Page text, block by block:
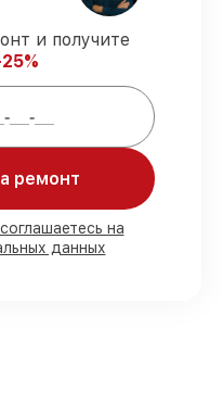
поддержкой до
остальные
заказа
и получите
ремонт
на
данных